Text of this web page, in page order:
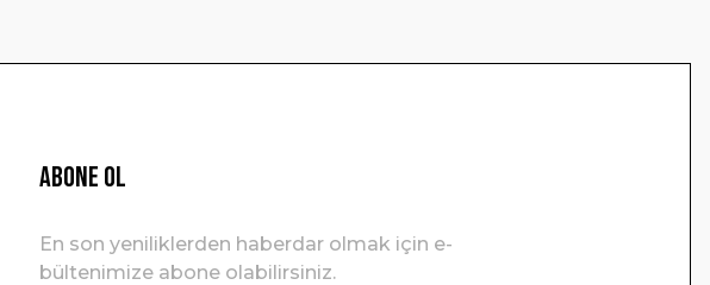
ABONE OL
En son yeniliklerden haberdar olmak için e-
bültenimize abone olabilirsiniz.